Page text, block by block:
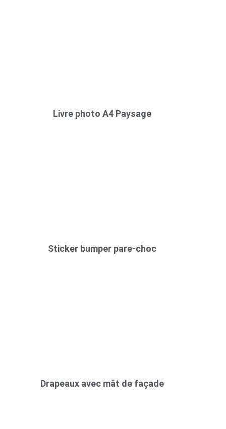
Livre photo A4 Paysage
Sticker bumper pare-choc
Drapeaux avec mât de façade